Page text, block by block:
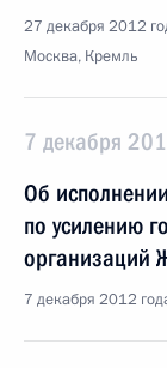
27 декабря 2012
Москва, Кремль
7 декабря
Об
по усилению
организаций
7 декабря 2012